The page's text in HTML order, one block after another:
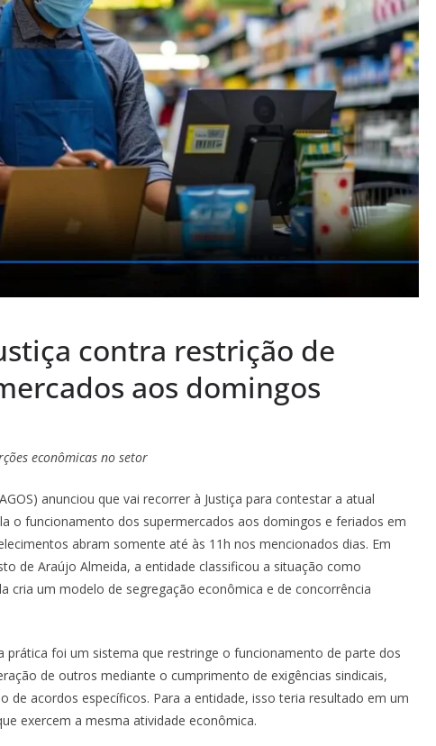
contra restrição de
aos domingos
econômicas no setor
anunciou que vai recorrer à Justiça para contestar a atual
o funcionamento dos supermercados aos domingos e feriados em
abram somente até às 11h nos mencionados dias. Em
de Araújo Almeida, a entidade classificou a situação como
cria um modelo de segregação econômica e de concorrência
prática foi um sistema que restringe o funcionamento de parte dos
de outros mediante o cumprimento de exigências sindicais,
de acordos específicos. Para a entidade, isso teria resultado em um
exercem a mesma atividade econômica.